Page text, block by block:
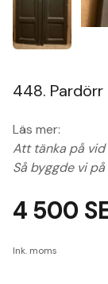
448. Pardörr
Läs mer:
Att tänka på
Så byggde vi
4 500
Ink. moms